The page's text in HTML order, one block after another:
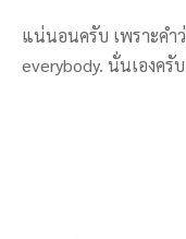
แน่นอนครับ เพราะคำ
everybody. นั่นเองครับ